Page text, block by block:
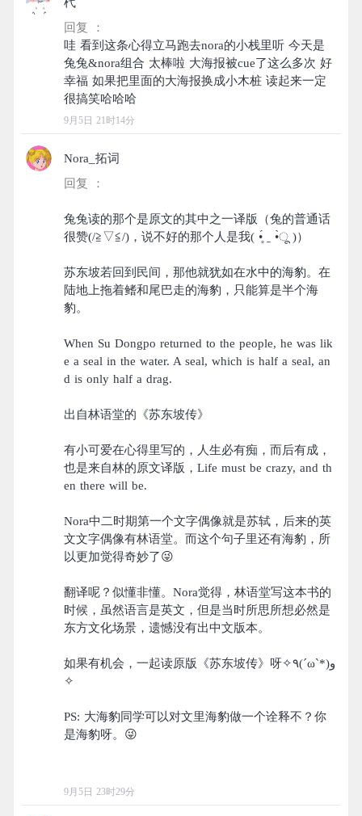
回复 ：
哇 看到这条心得立马跑去nora的小栈里听 今天是
兔兔&nora组合 太棒啦 大海报被cue了这么多次 好
幸福 如果把里面的大海报换成小木桩 读起来一定
9月5日 21时14分
Nora_拓词
回复 ：
兔兔读的那个是原文的其中之一译版（兔的普通话
很赞(/≧▽≦/)，说不好的那个人是我( •̥́ ˍ •̀ू )）
苏东坡若回到民间，那他就犹如在水中的海豹。在
陆地上拖着鳍和尾巴走的海豹，只能算是半个海
豹。
When Su Dongpo returned to the people, he was lik
e a seal in the water. A seal, which is half a seal, an
d is only half a drag.
出自林语堂的《苏东坡传》
有小可爱在心得里写的，人生必有痴，而后有成，
也是来自林的原文译版，Life must be crazy, and th
en there will be.
Nora中二时期第一个文字偶像就是苏轼，后来的英
文文字偶像有林语堂。而这个句子里还有海豹，所
以更加觉得奇妙了😜
翻译呢？似懂非懂。Nora觉得，林语堂写这本书的
时候，虽然语言是英文，但是当时所思所想必然是
东方文化场景，遗憾没有出中文版本。
如果有机会，一起读原版《苏东坡传》呀✧٩(ˊωˋ*)و
✧
PS: 大海豹同学可以对文里海豹做一个诠释不？你
是海豹呀。😜
9月5日 23时29分